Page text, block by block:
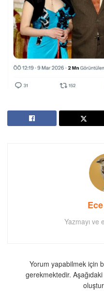
Yazmayı ve
Yorum yapabilmek için
gerekmektedir.